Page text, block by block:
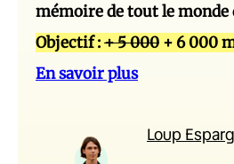
mémoire de tout le
Objectif :+ 5 000 + 6 000
En savoir plus
Loup